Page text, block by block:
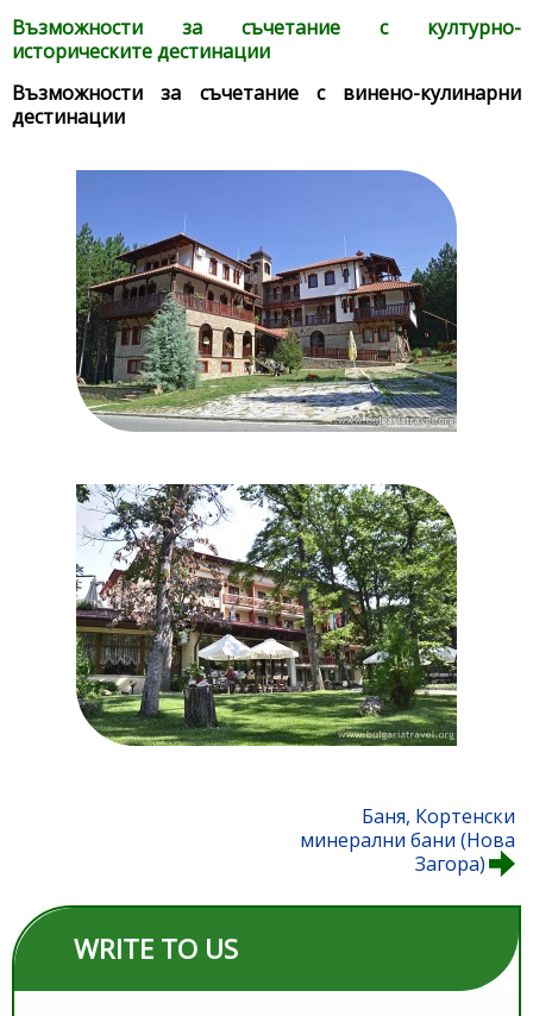
Възможности за съчетание с културно-
историческите дестинации
Възможности за съчетание с винено-кулинарни
дестинации
Баня, Кортенски
минерални бани (Нова
Загора)
WRITE TO US